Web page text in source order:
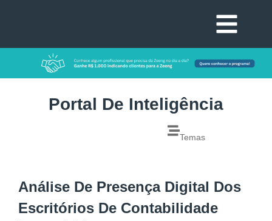
Portal De Inteligência
Temas
Análise De Presença Digital Dos
Escritórios De Contabilidade